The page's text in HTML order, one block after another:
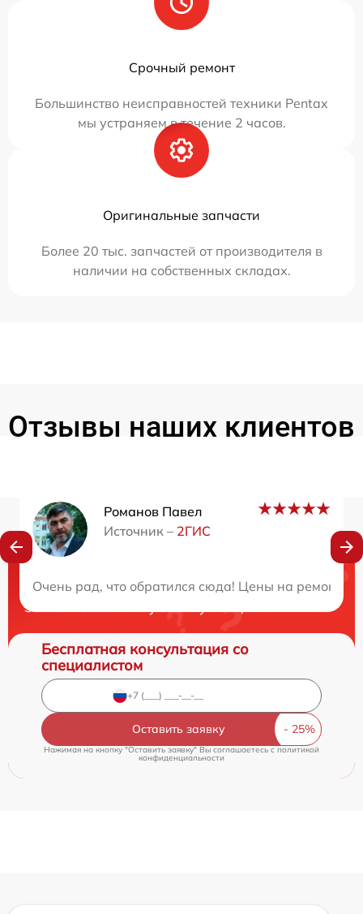
Срочный ремонт
Большинство неисправностей техники Pentax
мы устраняем в течение 2 часов.
Оригинальные запчасти
Более 20 тыс. запчастей от производителя в
наличии на собственных складах.
Отзывы наших клиентов
Романов Павел
Источник – 2ГИС
Очень рад, что обратился сюда! Цены на ремонт
Нужна консультация?
Закажите бесплатную консультацию
Бесплатная консультация со
специалистом
Оставить заявку
Нажимая на кнопку "Оставить заявку" Вы соглашаетесь cполитикой
конфиденциальности